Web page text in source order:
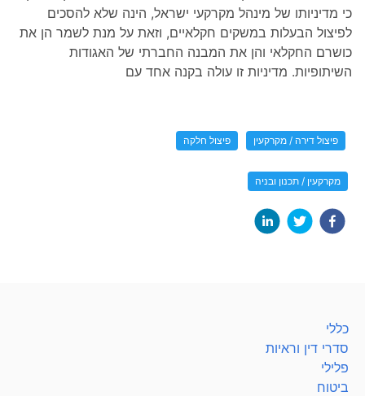
כי מדיניותו של מינהל מקרקעי ישראל, הינה שלא להסכים
לפיצול הבעלות במשקים חקלאיים, וזאת על מנת לשמר הן את
כושרם החקלאי והן את המבנה החברתי של האגודות
השיתופיות. מדיניות זו עולה בקנה אחד עם
פיצול דירה / מקרקעין פיצול חלקה
מקרקעין / תכנון ובניה
כללי
סדרי דין וראיות
פלילי
ביטוח